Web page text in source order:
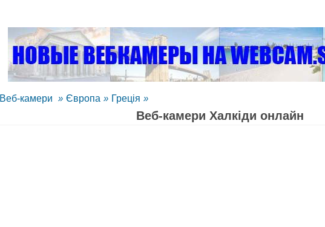
Веб-камери » Європа » Греція »
Веб-камери Халкіди онлайн